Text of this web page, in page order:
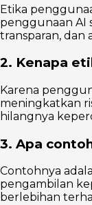
Etika
penggunaan AI
transparan, dan
2. Kenapa
Karena
meningkatkan
hilangnya
3. Apa
Contohnya
pengambilan
berlebihan